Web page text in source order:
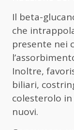
Il beta-
che
presente nei
Inoltre,
biliari,
colesterolo
nuovi.